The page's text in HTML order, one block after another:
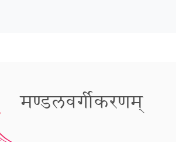
मण्डलवर्गीकरणम्